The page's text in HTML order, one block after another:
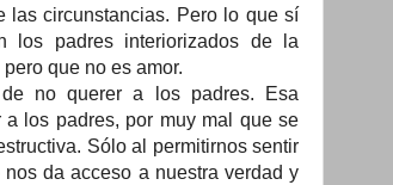
las circunstancias. Pero lo que sí
los padres interiorizados de la
que no es amor.
no querer a los padres. Esa
los padres, por muy mal que se
Sólo al permitirnos sentir
da acceso a nuestra verdad y